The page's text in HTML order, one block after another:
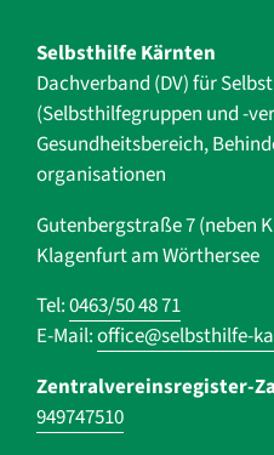
Selbsthilfe Kärnten
Dachverband (DV) für
(Selbsthilfegruppen und -
Gesundheits­bereich,
organisationen
Gutenbergstraße 7 (neben
Klagenfurt am Wörthersee
Tel:0463/50 48 71
E-Mail:office@selbsthilfe-
Zentralvereinsregister-
949747510